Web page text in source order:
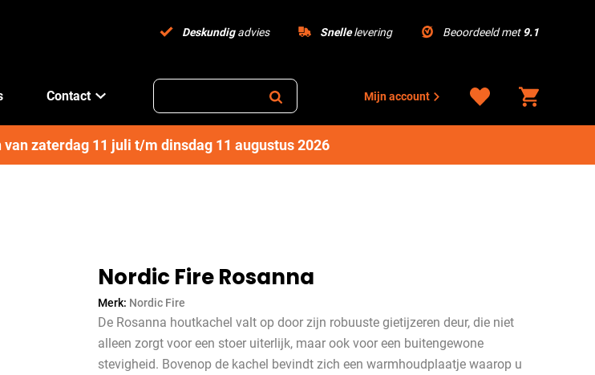
Deskundigadvies Snellelevering Beoordeeld met 9.1
Contact Mijn account
zaterdag 11 juli t/m dinsdag 11 augustus 2026
Nordic Fire Rosanna
Merk: Nordic Fire
De Rosanna houtkachel valt op door zijn robuuste gietijzeren deur, die niet
alleen zorgt voor een stoer uiterlijk, maar ook voor een buitengewone
stevigheid. Bovenop de kachel bevindt zich een warmhoudplaatje waarop u